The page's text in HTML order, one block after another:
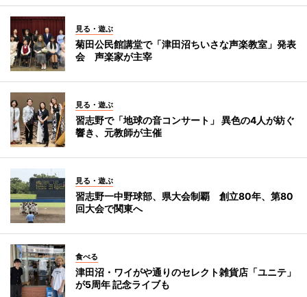
見る・遊ぶ
菊田公民館講堂で「津田沼ちいさな声楽教室」発表
会 声楽家が主宰
見る・遊ぶ
習志野で「地球の音コンサート」 異色の4人が紡ぐ
響き、元教師が主催
見る・遊ぶ
習志野一中野球部、県大会制覇 創立80年、第80
回大会で関東へ
食べる
津田沼・ワイがや通りのセレクト雑貨店「ユニテ」
が5周年 記念ライブも